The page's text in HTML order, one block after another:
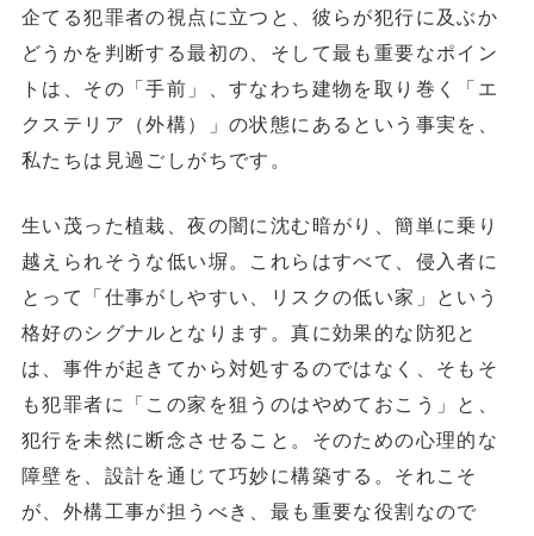
企てる犯罪者の視点に立つと、彼らが犯行に及ぶか
どうかを判断する最初の、そして最も重要なポイン
トは、その「手前」、すなわち 建物を取り巻く「エ
クステリア（外構）」の状態にあるという事実を、
私たちは見過ごしがちです。
生い茂った植栽、夜の闇に沈む暗がり、簡単に乗り
越えられそうな低い塀。これらはすべて、侵入者に
とって「仕事がしやすい、リスクの低い家」という
格好のシグナルとなります。真に効果的な防犯と
は、事件が起きてから対処するのではなく、そもそ
も犯罪者に「この家を狙うのはやめておこう」と、
犯行を未然に断念させる こと。そのための心理的な
障壁を、設計を通じて巧妙に構築する。それこそ
が、外構工事が担うべき、最も重要な役割なので